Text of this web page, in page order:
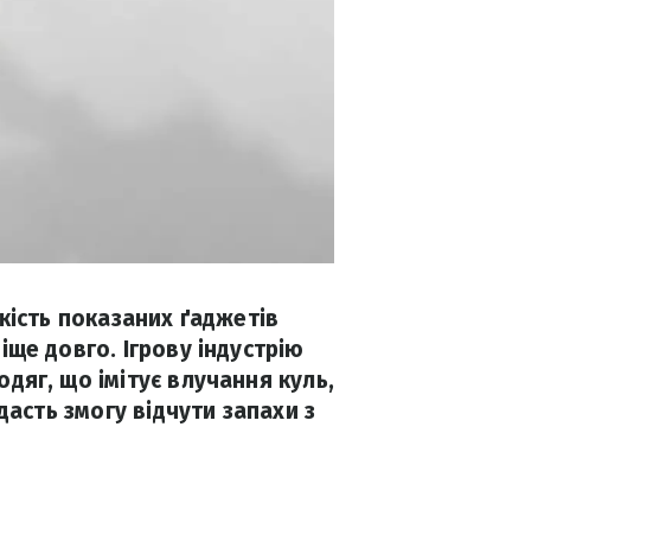
показаних ґаджетів
довго. Ігрову індустрію
що імітує влучання куль,
змогу відчути запахи з